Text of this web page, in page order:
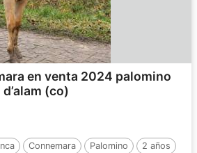
en venta 2024 palomino
(co)
Connemara Palomino
2 años